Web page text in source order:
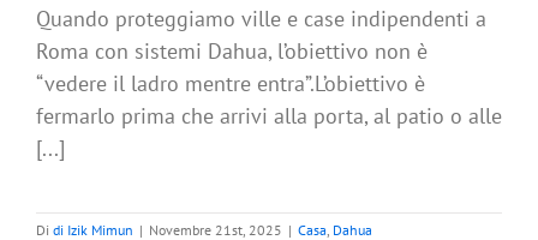
Quando proteggiamo ville e case indipendenti a
Roma con sistemi Dahua, l’obiettivo non è
“vedere il ladro mentre entra”.L’obiettivo è
fermarlo prima che arrivi alla porta, al patio o alle
[...]
Di di Izik Mimun | Novembre 21st, 2025 | Casa Dahua